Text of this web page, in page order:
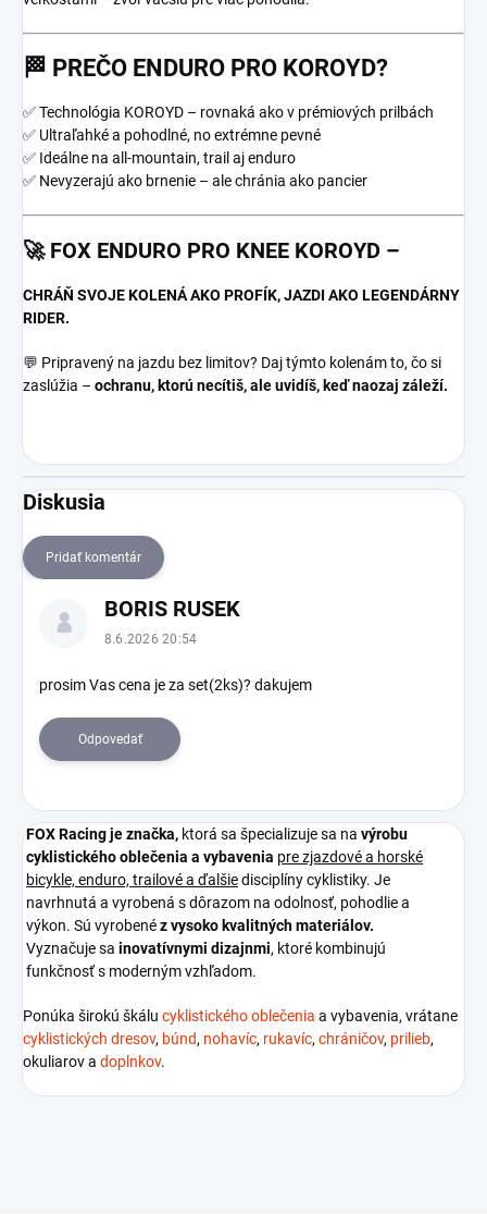
🏁 PREČO ENDURO PRO KOROYD?
✅ Technológia KOROYD – rovnaká ako v prémiových prilbách
✅ Ultraľahké a pohodlné, no extrémne pevné
✅ Ideálne na all-mountain, trail aj enduro
✅ Nevyzerajú ako brnenie – ale chránia ako pancier
🚀 FOX ENDURO PRO KNEE KOROYD –
CHRÁŇ SVOJE KOLENÁ AKO PROFÍK, JAZDI AKO LEGENDÁRNY
RIDER.
💬 Pripravený na jazdu bez limitov? Daj týmto kolenám to, čo si
zaslúžia – ochranu, ktorú necítiš, ale uvidíš, keď naozaj záleží.
Diskusia
Pridať komentár
u
s
BORIS RUSEK
8.6.2026 20:54
prosim Vas cena je za set(2ks)? dakujem
Odpovedať
FOX Racing jeznačka, ktorá sa špecializuje sa na výrobu
cyklistického oblečenia a vybavenia pre zjazdové a horské
bicykle, enduro, trailové a ďalšiedisciplíny cyklistiky. Je
navrhnutá a vyrobená s dôrazom na odolnosť, pohodlie a
výkon. Sú vyrobenéz vysoko kvalitných materiálov.
Vyznačuje sa inovatívnymi dizajnmi, ktoré kombinujú
funkčnosť s moderným vzhľadom.
Ponúka širokú škálu cyklistického oblečenia a vybavenia, vrátane
cyklistických dresov, búnd, nohavíc, rukavíc, chráničov, prilieb,
okuliarov a doplnkov.